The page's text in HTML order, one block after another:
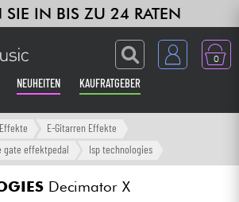
SIE IN BIS ZU 24 RATEN
0
NEUHEITEN KAUFRATGEBER
E-Gitarren Effekte
gate effektpedal
Isp technologies
Decimator X